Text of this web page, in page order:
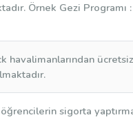
Örnek Gezi
sigorta